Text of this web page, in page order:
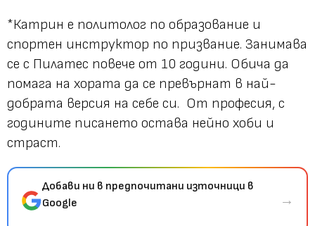
*Катрин е политолог по образование и
спортен инструктор по призвание. Занимава
се с Пилатес повече от 10 години. Обича да
помага на хората да се превърнат в най-
добрата версия на себе си. От професия, с
годините писането остава нейно хоби и
страст.
Добави ни в предпочитани източници в
Google
→